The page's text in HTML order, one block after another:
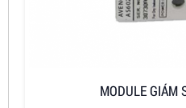
MODULE GIÁM